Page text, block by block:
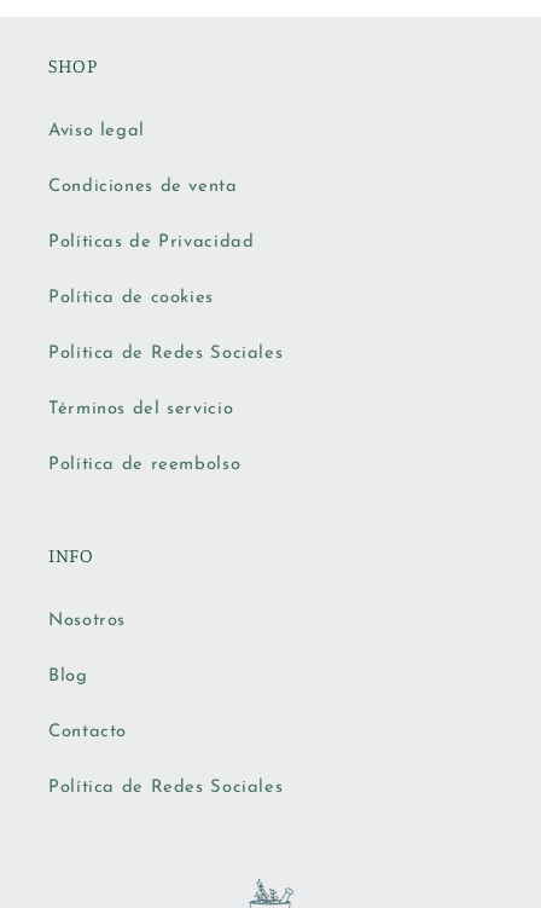
SHOP
Aviso legal
Condiciones de venta
Políticas de Privacidad
Política de cookies
Política de Redes Sociales
Términos del servicio
Política de reembolso
INFO
Nosotros
Blog
Contacto
Política de Redes Sociales